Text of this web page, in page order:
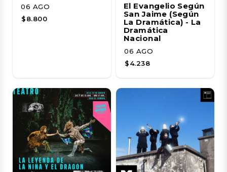
06 AGO
$8.800
El Evangelio Según
San Jaime (Según
La Dramática) - La
Dramática
Nacional
06 AGO
$4.238